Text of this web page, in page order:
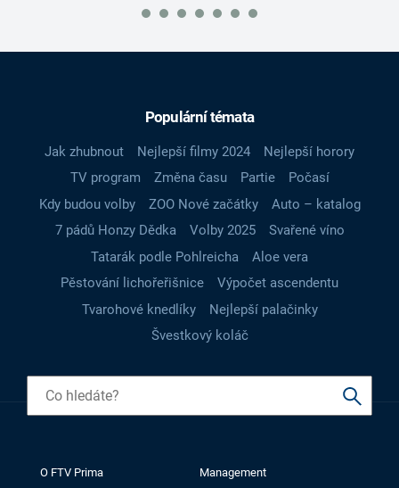
Populární témata
Jak zhubnout Nejlepší filmy 2024
Nejlepší horory
TV program
Změna času Partie
Počasí
Kdy budou volby
ZOO Nové začátky
Auto – katalog
7 pádů Honzy Dědka
Volby 2025
Svařené víno
Tatarák podle Pohlreicha
Aloe vera
Pěstování lichořeřišnice
Výpočet ascendentu
Tvarohové knedlíky
Nejlepší palačinky
Švestkový koláč
O FTV Prima
Management